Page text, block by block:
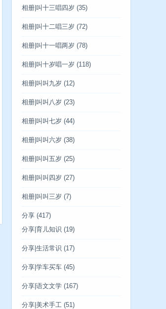
相册|叫十三唱四岁 (35)
相册|叫十二唱三岁 (72)
相册|叫十一唱两岁 (78)
相册|叫十岁唱一岁 (118)
相册|叫叫九岁 (12)
相册|叫叫八岁 (23)
相册|叫叫七岁 (44)
相册|叫叫六岁 (38)
相册|叫叫五岁 (25)
相册|叫叫四岁 (27)
相册|叫叫三岁 (7)
分享 (417)
分享|育儿知识 (19)
分享|生活常识 (17)
分享|学车买车 (45)
分享|语文文学 (167)
分享|美术手工 (51)